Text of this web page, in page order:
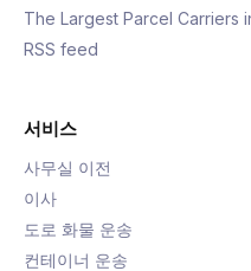
The Largest Parcel Carriers
RSS feed
서비스
사무실 이전
이사
도로 화물 운송
컨테이너 운송